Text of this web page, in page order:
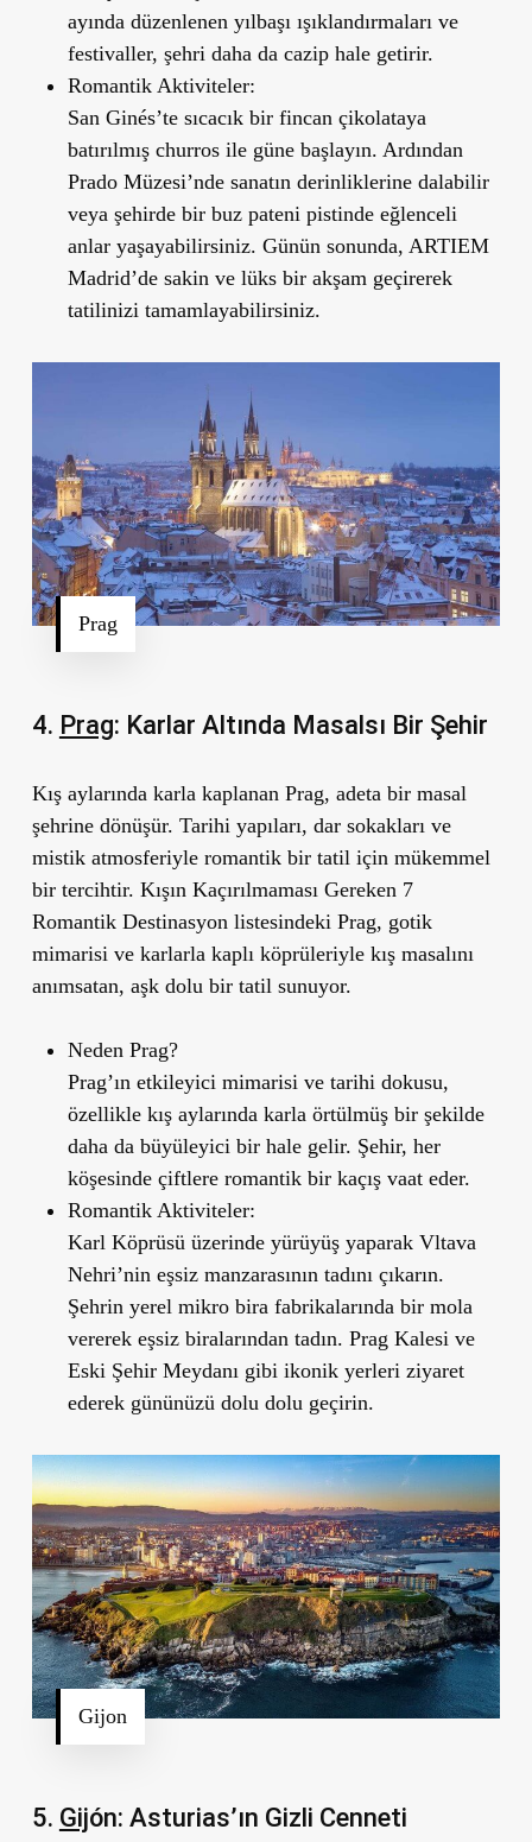
ayında düzenlenen yılbaşı ışıklandırmaları ve
festivaller, şehri daha da cazip hale getirir.
Romantik Aktiviteler:
San Ginés’te sıcacık bir fincan çikolataya
batırılmış churros ile güne başlayın. Ardından
Prado Müzesi’nde sanatın derinliklerine dalabilir
veya şehirde bir buz pateni pistinde eğlenceli
anlar yaşayabilirsiniz. Günün sonunda, ARTIEM
Madrid’de sakin ve lüks bir akşam geçirerek
tatilinizi tamamlayabilirsiniz.
Prag
4. Prag: Karlar Altında Masalsı Bir Şehir
Kış aylarında karla kaplanan Prag, adeta bir masal
şehrine dönüşür. Tarihi yapıları, dar sokakları ve
mistik atmosferiyle romantik bir tatil için mükemmel
bir tercihtir. Kışın Kaçırılmaması Gereken 7
Romantik Destinasyon listesindeki Prag, gotik
mimarisi ve karlarla kaplı köprüleriyle kış masalını
anımsatan, aşk dolu bir tatil sunuyor.
Neden Prag?
Prag’ın etkileyici mimarisi ve tarihi dokusu,
özellikle kış aylarında karla örtülmüş bir şekilde
daha da büyüleyici bir hale gelir. Şehir, her
köşesinde çiftlere romantik bir kaçış vaat eder.
Romantik Aktiviteler:
Karl Köprüsü üzerinde yürüyüş yaparak Vltava
Nehri’nin eşsiz manzarasının tadını çıkarın.
Şehrin yerel mikro bira fabrikalarında bir mola
vererek eşsiz biralarından tadın. Prag Kalesi ve
Eski Şehir Meydanı gibi ikonik yerleri ziyaret
ederek gününüzü dolu dolu geçirin.
Gijon
5. Gijón: Asturias’ın Gizli Cenneti